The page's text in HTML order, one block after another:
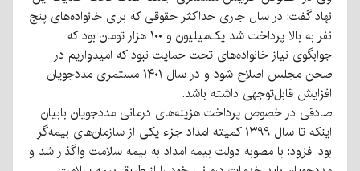
نهاد گفت: در سال جاری حداکثر حقوقی که برای خانواده‌های پنج
نفر به بالا پرداخت شد یک‌میلیون و ۱۰۰ هزار تومان بود که
جوابگوی نیاز خانواده‌های تحت حمایت نبود که امیدواریم در
صحن مجلس اصلاح شود و در سال ۱۴۰۱ مستمری مددجویان
افزایش قابل‌توجهی داشته باشد.
صادقی در خصوص پرداخت هزینه‌های درمانی مددجویان بابیان
اینکه تا سال ۱۳۹۹ کمیته امداد جزء یکی از سازمان‌های بیمه‌گر
بود افزود: با مصوبه دولت بیمه امداد به بیمه سلامت واگذار شد و